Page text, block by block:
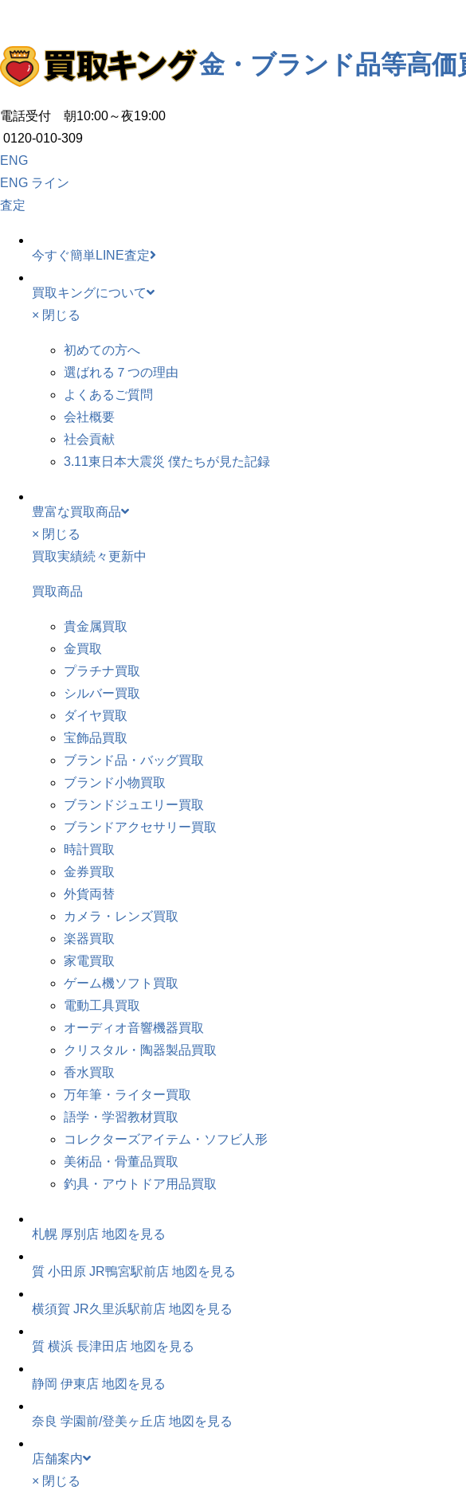
金・ブランド品等高
電話受付 朝10:00～夜19:00
0120-010-309
ENG
ENG ライン
査定
今すぐ簡単LINE査定
買取キングについて
× 閉じる
初めての方へ
選ばれる７つの理由
よくあるご質問
会社概要
社会貢献
3.11東日本大震災 僕たちが見た記録
豊富な買取商品
× 閉じる
買取実績続々更新中
買取商品
貴金属買取
金買取
プラチナ買取
シルバー買取
ダイヤ買取
宝飾品買取
ブランド品・バッグ買取
ブランド小物買取
ブランドジュエリー買取
ブランドアクセサリー買取
時計買取
金券買取
外貨両替
カメラ・レンズ買取
楽器買取
家電買取
ゲーム機ソフト買取
電動工具買取
オーディオ音響機器買取
クリスタル・陶器製品買取
香水買取
万年筆・ライター買取
語学・学習教材買取
コレクターズアイテム・ソフビ人形
美術品・骨董品買取
釣具・アウトドア用品買取
札幌 厚別店 地図を見る
質 小田原 JR鴨宮駅前店 地図を見る
横須賀 JR久里浜駅前店 地図を見る
質 横浜 長津田店 地図を見る
静岡 伊東店 地図を見る
奈良 学園前/登美ヶ丘店 地図を見る
店舗案内
× 閉じる